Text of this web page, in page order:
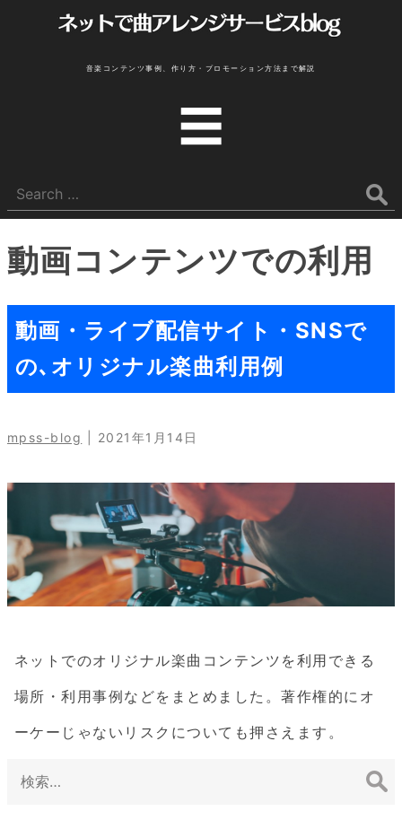
ア
-
ッ
ト
で
曲
ジ
サ
ー
ス
blog
音楽コンテンツ事例、作り方・プロモーション方法まで解説
☰
Search
動画コンテンツでの利用
動画・ライブ配信サイト・SNSで
の､オリジナル楽曲利用例
mpss-blog 2021年1月14日
ネットでのオリジナル楽曲コンテンツを利用できる
場所・利用事例などをまとめました。著作権的にオ
ーケーじゃないリスクについても押さえます。